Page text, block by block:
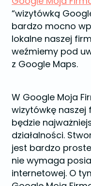
“wizytówką
bardzo mocno
lokalne naszej
weźmiemy pod
z Google Maps.
W Google Moja
wizytówkę
będzie
działalności.
jest bardzo
nie wymaga
internetowej. O